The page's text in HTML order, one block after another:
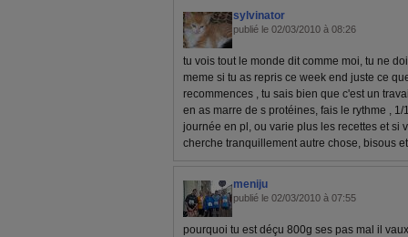
sylvinator
publié le 02/03/2010 à 08:26
tu vois tout le monde dit comme moi, tu ne
meme si tu as repris ce week end juste ce
recommences , tu sais bien que c'est un
en as marre de s protéines, fais le rythme ,
journée en pl, ou varie plus les recettes et si
cherche tranquillement autre chose, bisous
meniju
publié le 02/03/2010 à 07:55
pourquoi tu est déçu 800g ses pas mal il